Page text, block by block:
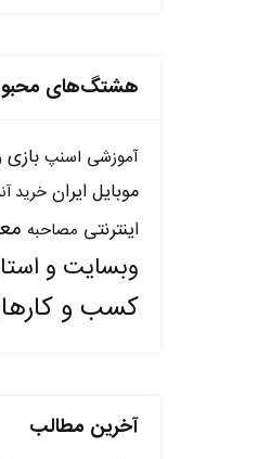
هشتگ‌های
آموزشی اسنپ
موبایل ایران خرید
اینترنتی مصاحبه
وبسایت و
کسب و
آخرین مطالب